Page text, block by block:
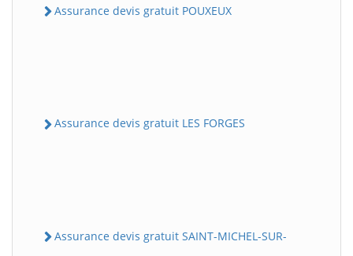
Assurance devis gratuit POUXEUX
Assurance devis gratuit LES FORGES
Assurance devis gratuit SAINT-MICHEL-SUR-